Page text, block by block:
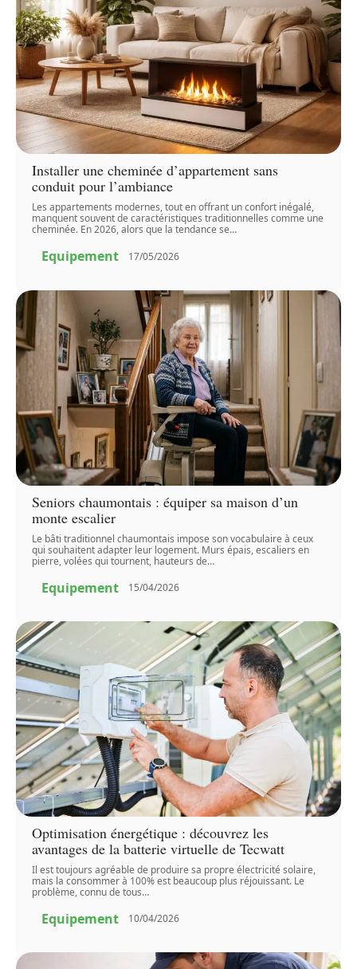
Installer une cheminée d’appartement sans
conduit pour l’ambiance
Les appartements modernes, tout en offrant un confort inégalé,
manquent souvent de caractéristiques traditionnelles comme une
cheminée. En 2026, alors que la tendance se…
Equipement 17/05/2026
Seniors chaumontais : équiper sa maison d’un
monte escalier
Le bâti traditionnel chaumontais impose son vocabulaire à ceux
qui souhaitent adapter leur logement. Murs épais, escaliers en
pierre, volées qui tournent, hauteurs de…
Equipement 15/04/2026
Optimisation énergétique : découvrez les
avantages de la batterie virtuelle de Tecwatt
Il est toujours agréable de produire sa propre électricité solaire,
mais la consommer à 100% est beaucoup plus réjouissant. Le
problème, connu de tous…
Equipement 10/04/2026